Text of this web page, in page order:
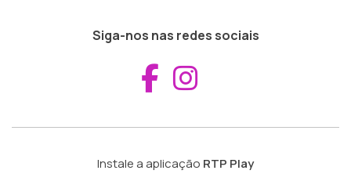
Siga-nos nas redes sociais
Aceder ao
Instale a aplicação RTP Play